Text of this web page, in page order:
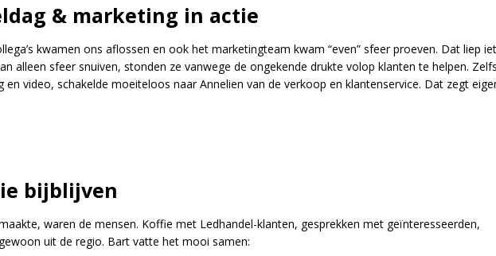
& marketing in actie
kwamen ons aflossen en ook het marketingteam kwam “even” sfeer proeven. Dat liep
alleen sfeer snuiven, stonden ze vanwege de ongekende drukte volop klanten te helpen. Zelfs
en video, schakelde moeiteloos naar Annelien van de verkoop en klantenservice. Dat zegt
bijblijven
waren de mensen. Koffie met Ledhandel-klanten, gesprekken met geïnteresseerden,
uit de regio. Bart vatte het mooi samen: